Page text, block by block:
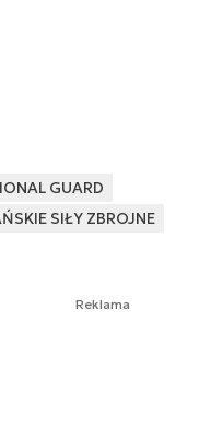
GUARD
SIŁY ZBROJNE
Reklama